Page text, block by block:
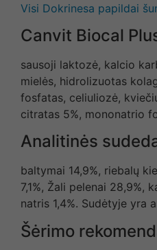
Visi Dokrinesa papildai
Canvit Biocal
sausoji laktozė, kalcio
mielės, hidrolizuotas
fosfatas, celiuliozė,
citratas 5%, mononatrio
Analitinės
baltymai 14,9%, riebalų
7,1%, Žali pelenai 28,9%,
natris 1,4%. Sudėtyje yra
Šėrimo